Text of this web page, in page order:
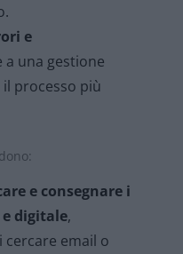
e
a una gestione
processo più
e consegnare i
digitale,
cercare email o